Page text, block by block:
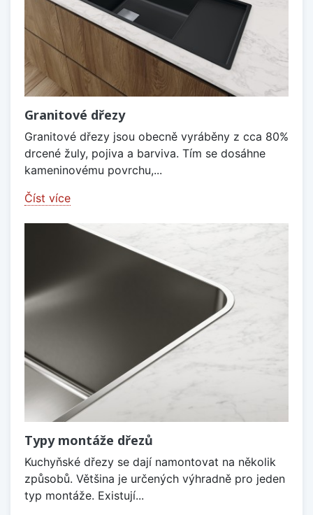
Granitové dřezy
Granitové dřezy jsou obecně vyráběny z cca 80%
drcené žuly, pojiva a barviva. Tím se dosáhne
kameninovému povrchu,...
Číst více
Typy montáže dřezů
Kuchyňské dřezy se dají namontovat na několik
způsobů. Většina je určených výhradně pro jeden
typ montáže. Existují...